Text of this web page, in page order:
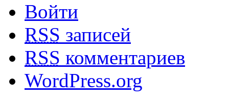
Войти
RSS записей
RSS комментариев
WordPress.org